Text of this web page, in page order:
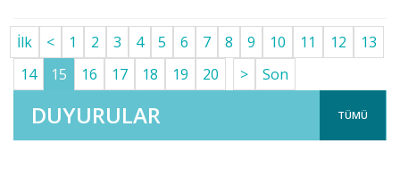
TÜMÜ
DUYURULAR
İlk < 1 2 3 4 5 6 7 8 9 10 11 12
13
14
15 16 17 18 19 20 > Son